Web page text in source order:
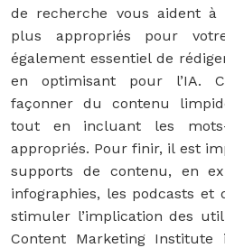
de recherche vous aident
plus appropriés pour
également essentiel de
en optimisant pour l’IA.
façonner du contenu
tout en incluant les
appropriés. Pour finir, il est
supports de contenu, en
infographies, les podcasts et
stimuler l’implication des
Content Marketing Institute